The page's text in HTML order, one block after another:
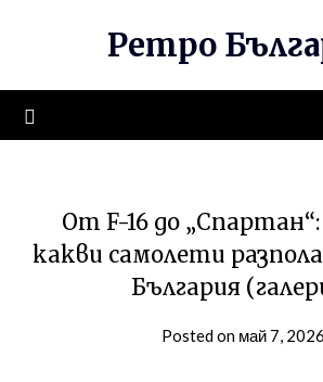
Ретро
От F-16 до
какви самолети
България
Posted on май 7, 2026